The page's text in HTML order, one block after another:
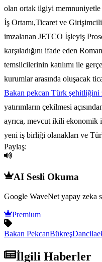
olan ortak ilgiyi memnuniyetle
İş Ortamı,Ticaret ve
imzalanan JETCO İşleyiş
karşıladığını ifade eden
temsilcilerinin katılımı ile
kurumlar arasında oluşacak
Bakan pekcan Türk şehitliğini
yatırımların çekilmesi
ayrıca, mevcut ikili ekonomik
yeni iş birliği olanakları ve
Paylaş:
AI Sesli Okuma
Google WaveNet yapay zeka
Premium
Bakan PekcanBükreşDancila
İlgili Haberler